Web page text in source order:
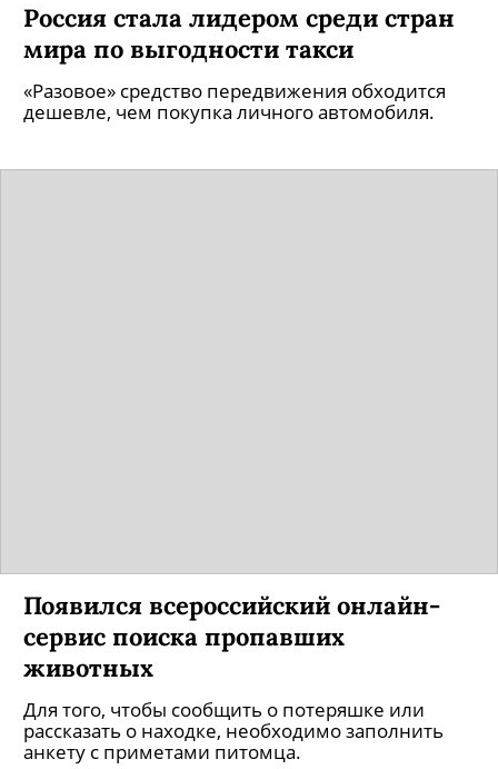
Россия стала лидером среди стран
мира по выгодности такси
«Разовое» средство передвижения обходится
дешевле, чем покупка личного автомобиля.
Появился всероссийский онлайн-
сервис поиска пропавших
животных
Для того, чтобы сообщить о потеряшке или
рассказать о находке, необходимо заполнить
анкету с приметами питомца.